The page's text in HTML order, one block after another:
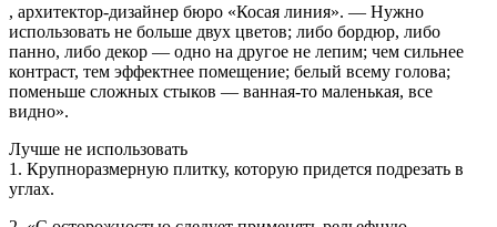
, архитектор-дизайнер бюро «Косая линия». — Нужно
использовать не больше двух цветов; либо бордюр, либо
панно, либо декор — одно на другое не лепим; чем сильнее
контраст, тем эффектнее помещение; белый всему голова;
поменьше сложных стыков — ванная-то маленькая, все
видно».
Лучше не использовать
1. Крупноразмерную плитку, которую придется подрезать в
углах.